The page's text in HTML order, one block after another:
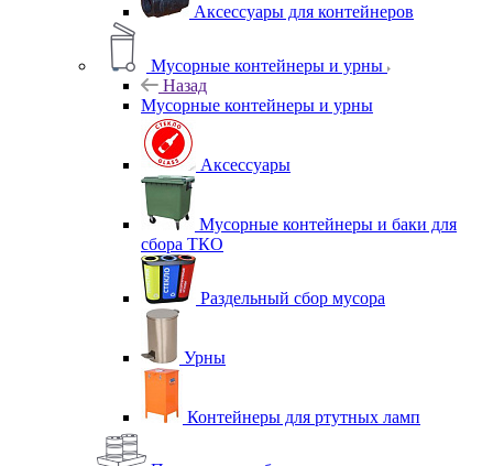
Аксессуары для контейнеров
Мусорные контейнеры и урны
Назад
Мусорные контейнеры и урны
Аксессуары
Мусорные контейнеры и баки для
сбора ТКО
Раздельный сбор мусора
Урны
Контейнеры для ртутных ламп